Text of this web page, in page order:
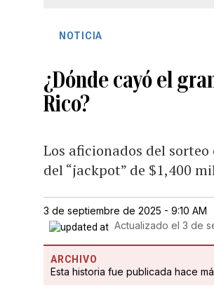
NOTICIA
¿Dónde cayó el
Rico?
Los aficionados del
del “jackpot” de $1,400
3 de septiembre de 2025 - 9:10 AM
Actualizado el3 de
ARCHIVO
Esta historia fue publicada hace